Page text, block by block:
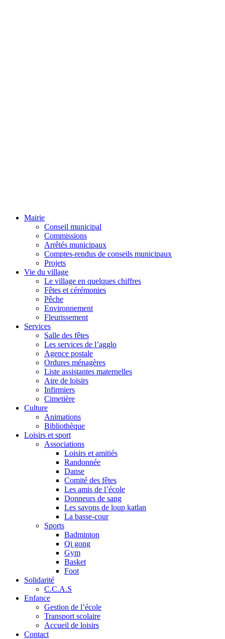
Mairie
Conseil municipal
Commissions
Arrêtés municipaux
Comptes-rendus de conseils municipaux
Projets
Vie du village
Le village en quelques chiffres
Fêtes et cérémonies
Pêche
Environnement
Fleurissement
Services
Salle des fêtes
Les services de l’agglo
Agence postale
Ordures ménagères
Liste assistantes maternelles
Aire de loisirs
Infirmiers
Cimetière
Culture
Animations
Bibliothèque
Loisirs et sport
Associations
Loisirs et amitiés
Randonnée
Danse
Comité des fêtes
Les amis de l’école
Donneurs de sang
Les savons de loup katlan
La basse-cour
Sports
Badminton
Qi gong
Gym
Basket
Foot
Solidarité
C.C.A.S
Enfance
Gestion de l’école
Transport scolaire
Accueil de loisirs
Contact